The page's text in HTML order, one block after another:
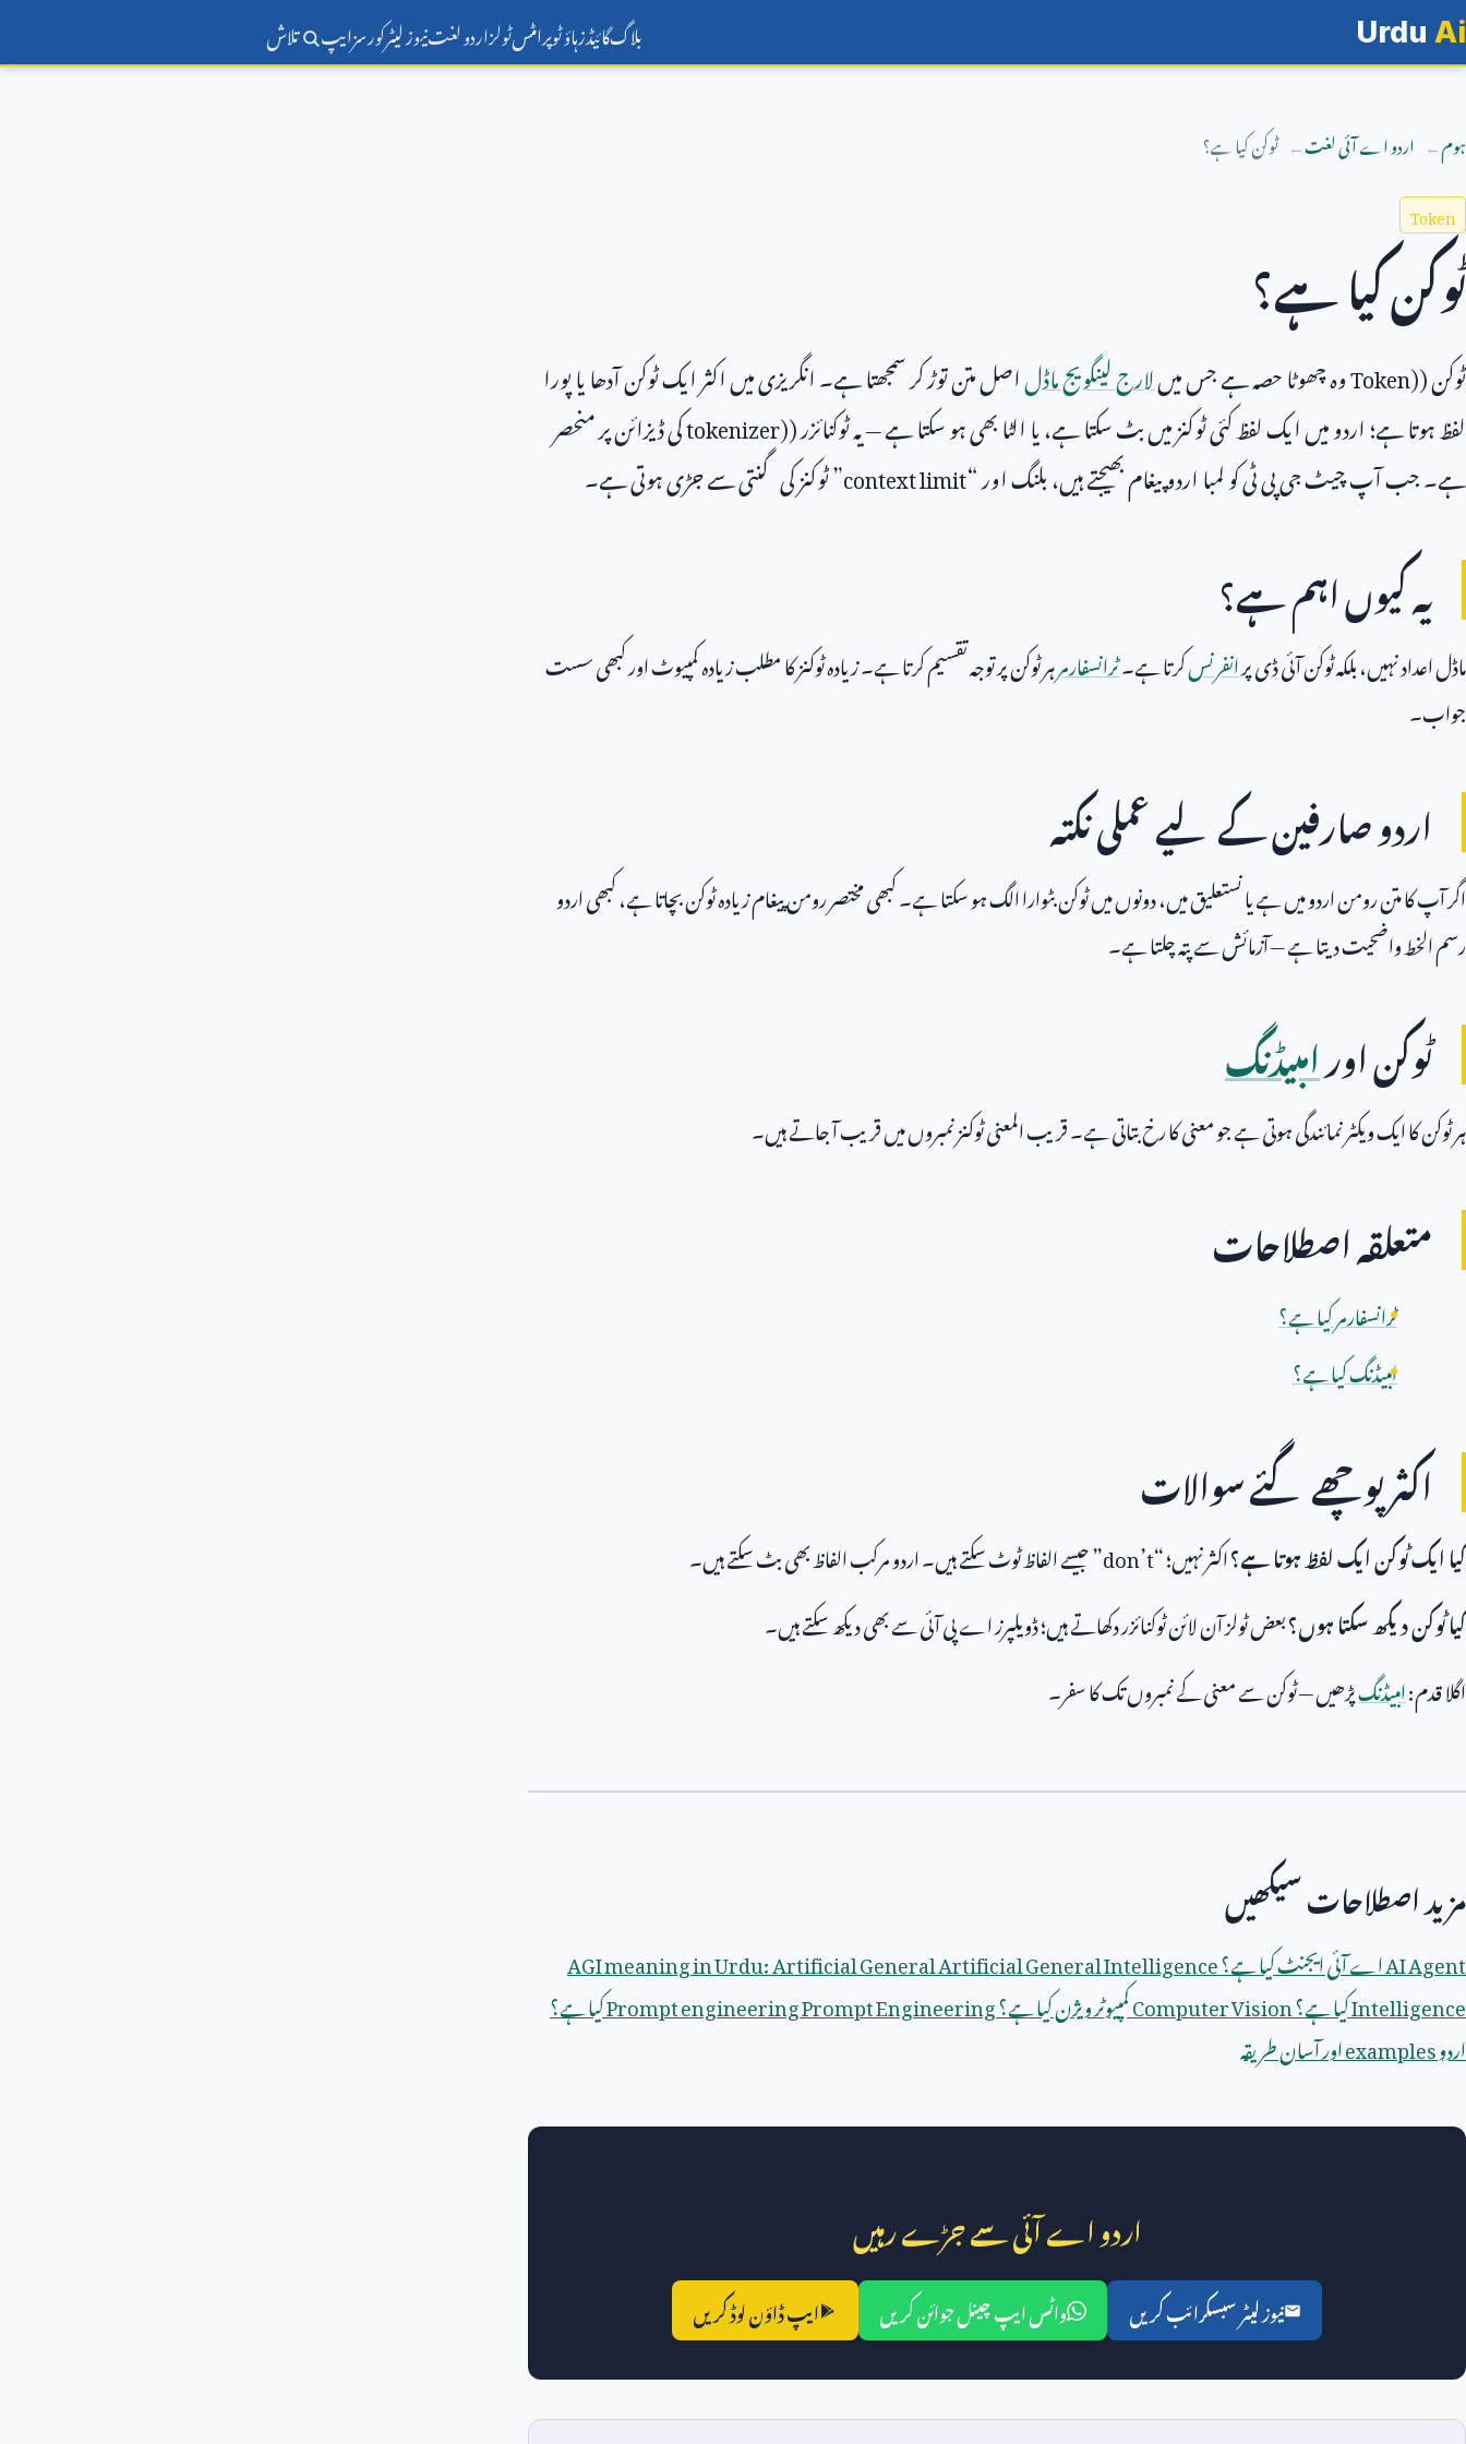
Urdu Ai بلاگگائیڈزہاؤ ٹوپرامٹسٹولزاردو لغتنیوز لیٹرکورسزایپ تلاش
ہوم اردو اے آئی لغت ٹوکن کیا ہے؟
Token
ٹوکن کیا ہے؟
ٹوکن (Token)وہ چھوٹا حصہ ہے جس میںلارج لینگویج ماڈلاصل متن توڑ کر سمجھتا ہے۔ انگریزی میں اکثر ایک ٹوکن آدھا یا پورا
لفظ ہوتا ہے؛ اردو میں ایک لفظ کئی ٹوکنز میں بٹ سکتا ہے، یا الٹا بھی ہو سکتا ہے — یہ ٹوکنائزر (tokenizer)کی ڈیزائن پر منحصر
ہے۔ جب آپ چیٹ جی پی ٹی کو لمبا اردو پیغام بھیجتے ہیں، بلنگ اور “context limit” ٹوکنز کی گنتی سے جڑی ہوتی ہے۔
یہ کیوں اہم ہے؟
ماڈل اعداد نہیں، بلکہ ٹوکن آئی ڈی پرانفرنسکرتا ہے۔ٹرانسفارمرہر ٹوکن پر توجہ تقسیم کرتا ہے۔ زیادہ ٹوکنز کا مطلب زیادہ کمپیوٹ اور کبھی سست
جواب۔
اردو صارفین کے لیے عملی نکتہ
اگر آپ کا متن رومن اردو میں ہے یا نستعلیق میں، دونوں میں ٹوکن بٹوارا الگ ہو سکتا ہے۔ کبھی مختصر رومن پیغام زیادہ ٹوکن بچاتا ہے، کبھی اردو
رسم الخط واضحیت دیتا ہے — آزمائش سے پتہ چلتا ہے۔
ٹوکن اورامبیڈنگ
ہر ٹوکن کا ایک ویکٹر نمائندگی ہوتی ہے جو معنی کا رخ بتاتی ہے۔ قریب المعنی ٹوکنز نمبروں میں قریب آ جاتے ہیں۔
متعلقہ اصطلاحات
ٹرانسفارمر کیا ہے؟
امبیڈنگ کیا ہے؟
اکثر پوچھے گئے سوالات
کیا ایک ٹوکن ایک لفظ ہوتا ہے؟اکثر نہیں؛ “don’t” جیسے الفاظ ٹوٹ سکتے ہیں۔ اردو مرکب الفاظ بھی بٹ سکتے ہیں۔
کیا ٹوکن دیکھ سکتا ہوں؟بعض ٹولز آن لائن ٹوکنائزر دکھاتے ہیں؛ ڈویلپرز اے پی آئی سے بھی دیکھ سکتے ہیں۔
اگلا قدم:امبیڈنگپڑھیں — ٹوکن سے معنی کے نمبروں تک کا سفر۔
مزید اصطلاحات سیکھیں
AI Agentاے آئی ایجنٹ کیا ہے؟Artificial General Intelligence
AGI meaning in Urdu: Artificial General
Intelligenceکیا ہے؟Computer Visionکمپیوٹر ویژن کیا ہے؟Prompt Engineering
Prompt engineeringکیا ہے؟
اردوexamplesاور آسان طریقہ
اردو اے آئی سے جڑے رہیں
نیوز لیٹر سبسکرائب کریں واٹس ایپ چینل جوائن کریں ایپ ڈاؤن لوڈ کریں